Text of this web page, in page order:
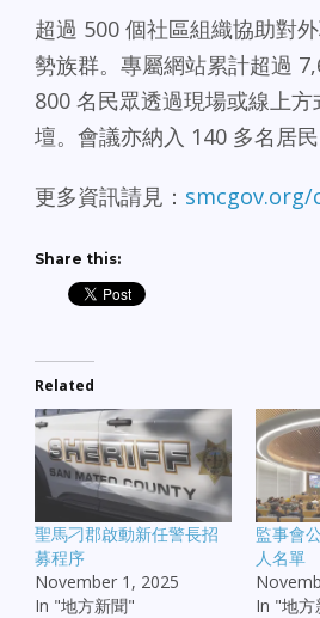
超過 500 個社區組織協助對
勢族群。專屬網站累計超過
800 名民眾透過現場或線上
壇。會議亦納入 140 多名居民
更多資訊請見：
Share this:
Related
聖馬刁郡啟動新任警長招
募程序
November 1, 2025
In "地方新聞"
監事會
人名單
In "地方